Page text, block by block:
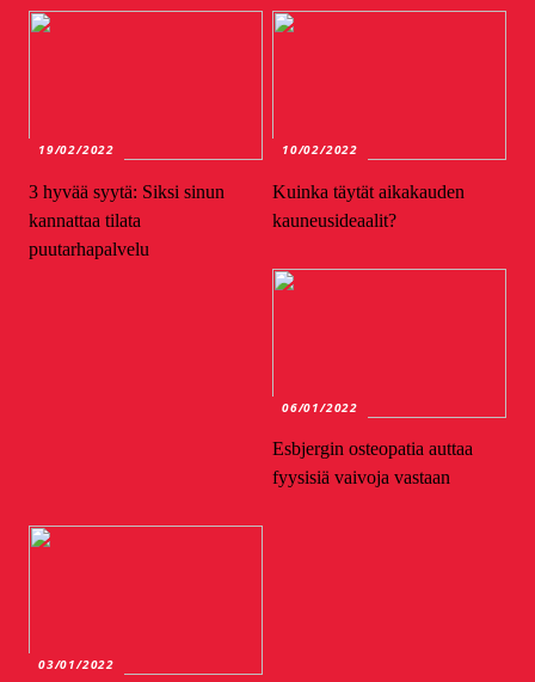
19/02/2022
3 hyvää syytä: Siksi sinun
kannattaa tilata
puutarhapalvelu
10/02/2022
Kuinka täytät aikakauden
kauneusideaalit?
06/01/2022
Esbjergin osteopatia auttaa
fyysisiä vaivoja vastaan
03/01/2022